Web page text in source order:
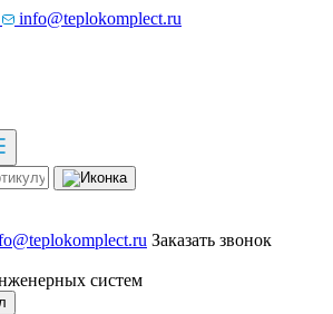
info@teplokomplect.ru
Заказать звонок
систем